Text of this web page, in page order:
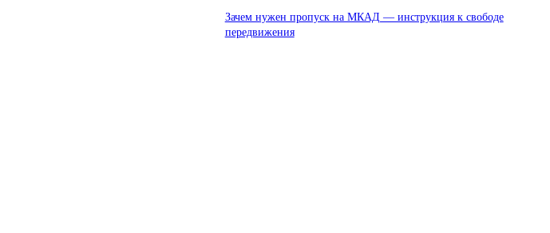
Зачем нужен пропуск на МКАД — инструкция к свободе
передвижения